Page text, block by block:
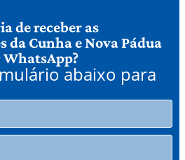
de receber as
da Cunha e Nova Pádua
abaixo para